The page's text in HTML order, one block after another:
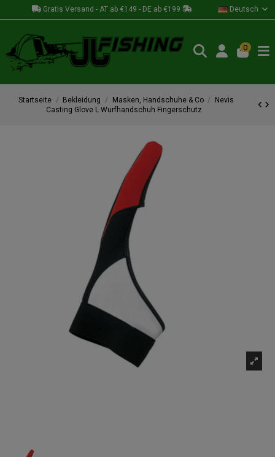
Gratis Versand - AT ab €149 - DE ab €199 Deutsch
0
Startseite Bekleidung Masken, Handschuhe & Co
Nevis
Casting Glove L Wurfhandschuh Fingerschutz